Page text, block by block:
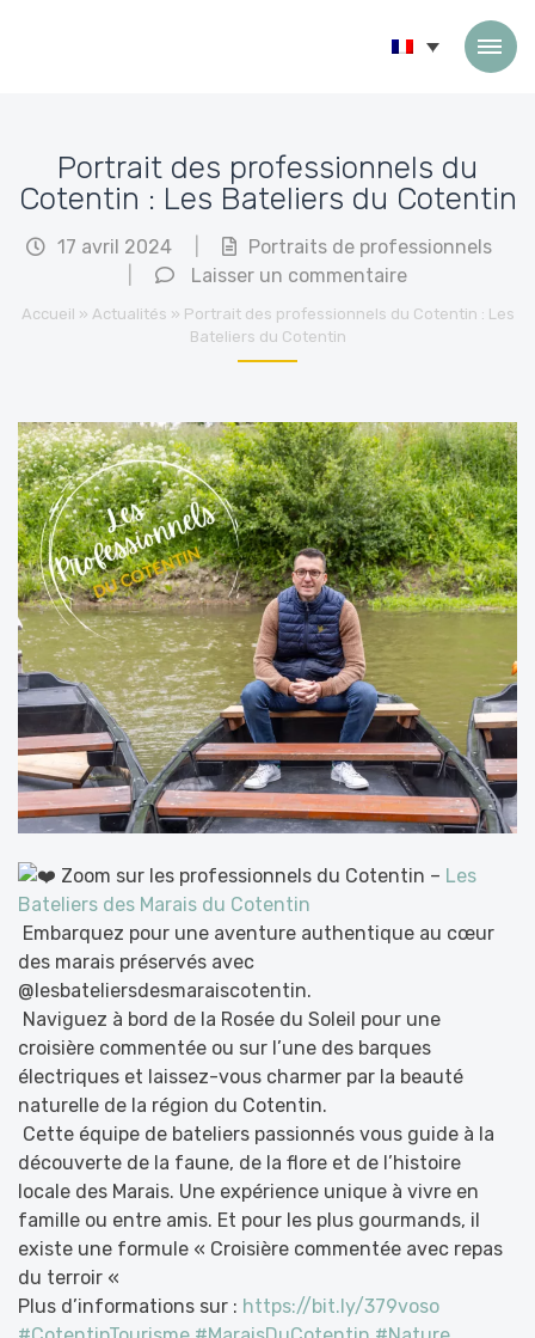
Portrait des professionnels du
Cotentin : Les Bateliers du Cotentin
17 avril 2024
Portraits de professionnels
Laisser un commentaire
Accueil » Actualités » Portrait des professionnels du Cotentin : Les
Bateliers du Cotentin
Zoom sur les professionnels du Cotentin – Les
Bateliers des Marais du Cotentin
Embarquez pour une aventure authentique au cœur
des marais préservés avec
@lesbateliersdesmaraiscotentin.
Naviguez à bord de la Rosée du Soleil pour une
croisière commentée ou sur l’une des barques
électriques et laissez-vous charmer par la beauté
naturelle de la région du Cotentin.
Cette équipe de bateliers passionnés vous guide à la
découverte de la faune, de la flore et de l’histoire
locale des Marais. Une expérience unique à vivre en
famille ou entre amis. Et pour les plus gourmands, il
existe une formule « Croisière commentée avec repas
du terroir «
Plus d’informations sur : https://bit.ly/379voso